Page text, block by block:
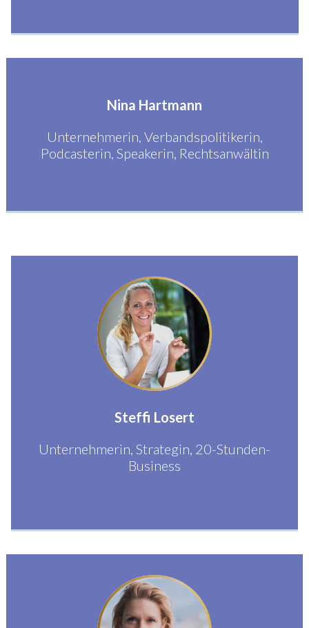
Nina Hartmann
Unternehmerin, Verbandspolitikerin,
Podcasterin, Speakerin, Rechtsanwältin
Steffi Losert
Unternehmerin, Strategin, 20-Stunden-
Business